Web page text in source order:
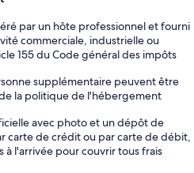
par un hôte professionnel et fourni
commerciale, industrielle ou
155 du Code général des impôts
supplémentaire peuvent être
la politique de l'hébergement
avec photo et un dépôt de
carte de crédit ou par carte de débit,
l'arrivée pour couvrir tous frais